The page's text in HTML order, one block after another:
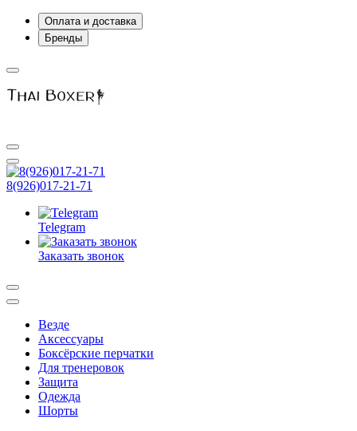
Оплата и доставка
Бренды
8(926)017-21-71
Telegram
Заказать звонок
Везде
Аксессуары
Боксёрские перчатки
Для тренеровок
Защита
Одежда
Шорты